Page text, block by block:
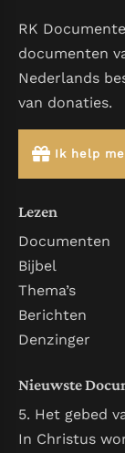
RK
documenten
Nederlands
van donaties.
Ik help
Lezen
Documenten
Bijbel
Thema’s
Berichten
Denzinger
Nieuwste
5. Het gebed
In Christus